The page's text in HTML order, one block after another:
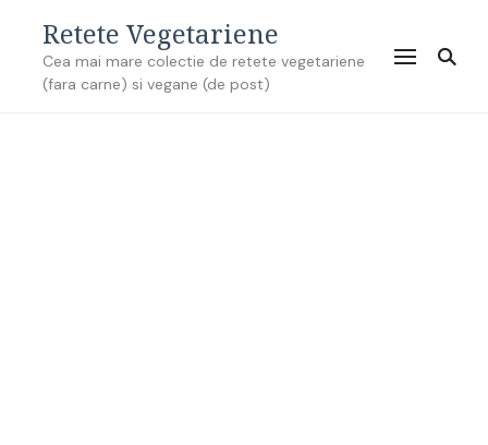
Retete Vegetariene
Cea mai mare colectie de retete vegetariene
(fara carne) si vegane (de post)